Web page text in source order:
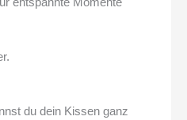
du dein Kissen ganz